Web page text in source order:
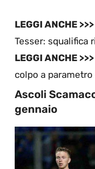
LEGGI ANCHE >>>
Tesser: squalifica
LEGGI ANCHE >>>
colpo a parametro
Ascoli
gennaio